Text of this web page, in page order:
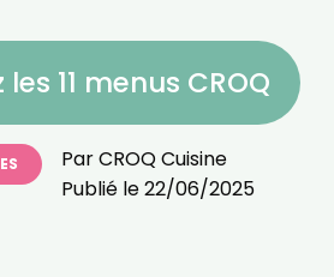
11 menus CROQ
ParCROQ Cuisine
Publié le22/06/2025